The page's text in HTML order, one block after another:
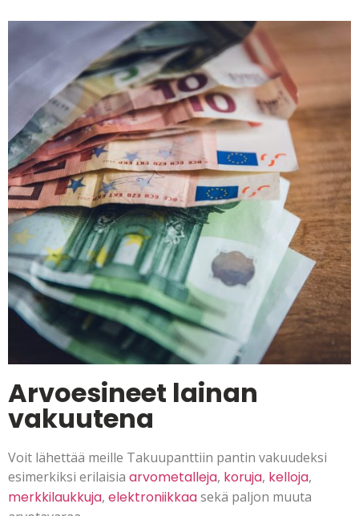
Arvoesineet lainan
vakuutena
Voit lähettää meille Takuupanttiin pantin vakuudeksi
esimerkiksi erilaisia arvometalleja, koruja, kelloja,
merkkilaukkuja, elektroniikkaasekä paljon muuta